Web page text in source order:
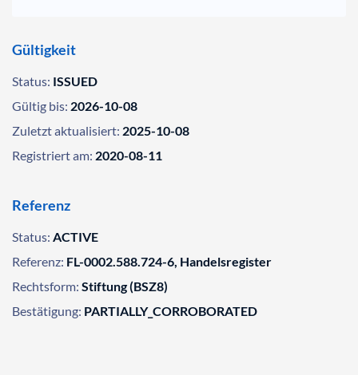
Gültigkeit
Status: ISSUED
Gültig bis: 2026-10-08
Zuletzt aktualisiert: 2025-10-08
Registriert am: 2020-08-11
Referenz
Status: ACTIVE
Referenz: FL-0002.588.724-6, Handelsregister
Rechtsform: Stiftung (BSZ8)
Bestätigung: PARTIALLY_CORROBORATED